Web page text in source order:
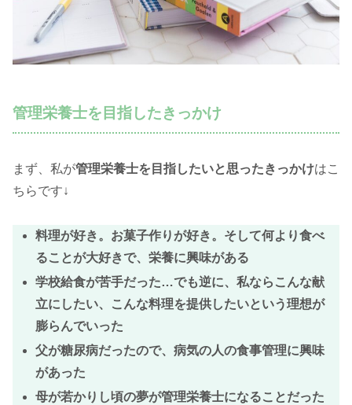
管理栄養士を目指したきっかけ
まず、私が管理栄養士を目指したいと思ったきっかけはこ
ちらです↓
料理が好き。お菓子作りが好き。そして何より食べ
ることが大好きで、栄養に興味がある
学校給食が苦手だった…でも逆に、私ならこんな献
立にしたい、こんな料理を提供したいという理想が
膨らんでいった
父が糖尿病だったので、病気の人の食事管理に興味
があった
母が若かりし頃の夢が管理栄養士になることだった